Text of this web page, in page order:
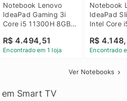
Notebook Lenovo
IdeaPad Gaming 3i
Core i5 11300H 8GB
GTX 1650 4GB 15.6
FHD Linux - Preto
R$ 4.494,51
Encontrado em 1 loja
Notebook
IdeaPad
Intel Core
SSD Win
R$
Encontrado
Ver Notebooks
Smart TV